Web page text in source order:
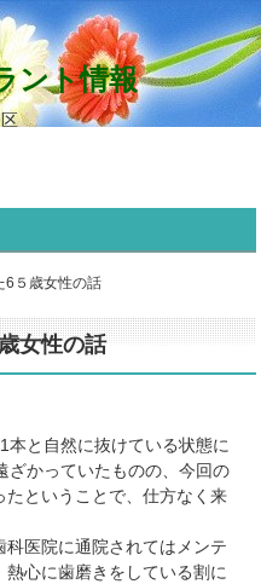
ント情報
6５歳女性の話
女性の話
本と自然に抜けている状態に
ざかっていたものの、今回の
ということで、仕方なく来
医院に通院されてはメンテ
心に歯磨きをしている割に